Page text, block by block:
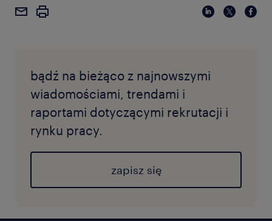
bądź na bieżąco z najnowszymi
wiadomościami, trendami i
raportami dotyczącymi rekrutacji i
rynku pracy.
zapisz się